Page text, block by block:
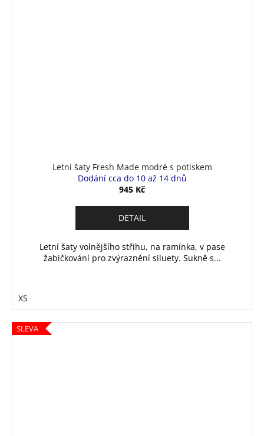
Letní šaty Fresh Made modré s potiskem
Dodání cca do 10 až 14 dnů
945 Kč
DETAIL
Letní šaty volnějšího střihu, na ramínka, v pase
žabičkování pro zvýraznění siluety. Sukně s...
XS
SLEVA